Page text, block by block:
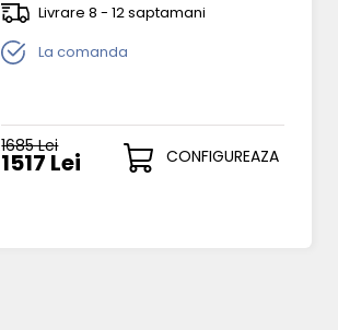
Livrare 8 - 12 saptamani
La comanda
1685 Lei
1517 Lei CONFIGUREAZA